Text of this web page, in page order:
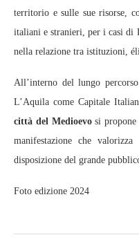
territorio e sulle sue risorse,
italiani e stranieri, per i casi di
nella relazione tra istituzioni,
All’interno del lungo
L’Aquila come Capitale
città del Medioevosi propone
manifestazione che
disposizione del grande
Foto edizione 2024